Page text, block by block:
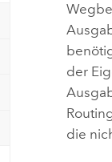
der
die